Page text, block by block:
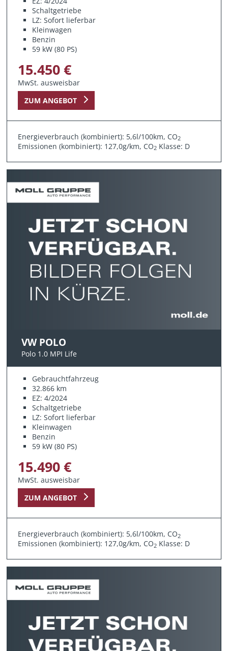
Schaltgetriebe
LZ: Sofort lieferbar
Kleinwagen
Benzin
59 kW (80 PS)
15.450 €
MwSt. ausweisbar
ZUM ANGEBOT
Energieverbrauch (kombiniert): 5,6l/100km, CO2
Emissionen (kombiniert): 127,0g/km, CO2 Klasse: D
VW POLO
Polo 1.0 MPI Life
Gebrauchtfahrzeug
32.866 km
EZ: 4/2024
Schaltgetriebe
LZ: Sofort lieferbar
Kleinwagen
Benzin
59 kW (80 PS)
15.490 €
MwSt. ausweisbar
ZUM ANGEBOT
Energieverbrauch (kombiniert): 5,6l/100km, CO2
Emissionen (kombiniert): 127,0g/km, CO2 Klasse: D